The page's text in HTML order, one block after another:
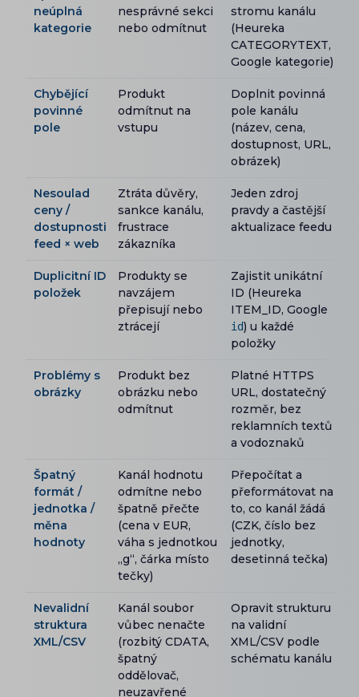
neúplná
kategorie
nesprávné sekci
nebo odmítnut
stromu kanálu
(Heureka
CATEGORYTEXT,
Google kategorie)
Chybějící
povinné
pole
Produkt
odmítnut na
vstupu
Doplnit povinná
pole kanálu
(název, cena,
dostupnost, URL,
obrázek)
Nesoulad
ceny /
dostupnosti
feed × web
Ztráta důvěry,
sankce kanálu,
frustrace
zákazníka
Jeden zdroj
pravdy a častější
aktualizace feedu
Duplicitní ID
položek
Produkty se
navzájem
přepisují nebo
ztrácejí
Zajistit unikátní
ID (Heureka
ITEM_ID, Google
id) u každé
položky
Problémy s
obrázky
Produkt bez
obrázku nebo
odmítnut
Platné HTTPS
URL, dostatečný
rozměr, bez
reklamních textů
a vodoznaků
Špatný
formát /
jednotka /
měna
hodnoty
Kanál hodnotu
odmítne nebo
špatně přečte
(cena v EUR,
váha s jednotkou
„g“, čárka místo
tečky)
Přepočítat a
přeformátovat na
to, co kanál žádá
(CZK, číslo bez
jednotky,
desetinná tečka)
Nevalidní
struktura
XML/CSV
Kanál soubor
vůbec nenačte
(rozbitý CDATA,
špatný
oddělovač,
neuzavřené
Opravit strukturu
na validní
XML/CSV podle
schématu kanálu